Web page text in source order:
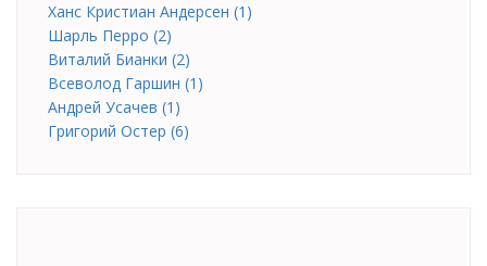
Ханс Кристиан Андерсен (1)
Шарль Перро (2)
Виталий Бианки (2)
Всеволод Гаршин (1)
Андрей Усачев (1)
Григорий Остер (6)